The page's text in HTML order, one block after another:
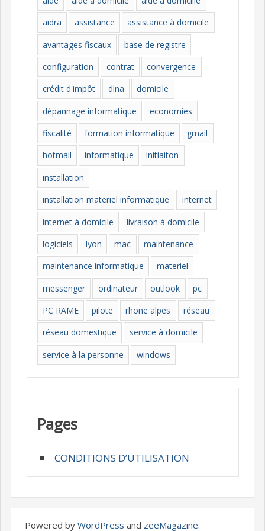
e
s
aidra
assistance
assistance à domicile
avantages fiscaux
base de registre
configuration
contrat
convergence
crédit d'impôt
dlna
domicile
dépannage informatique
economies
fiscalité
formation informatique
gmail
hotmail
informatique
initiaiton
installation
installation materiel informatique
internet
internet à domicile
livraison à domicile
logiciels
lyon mac
maintenance
maintenance informatique
materiel
messenger
ordinateur outlook
pc
PC RAME
pilote rhone alpes
réseau
réseau domestique
service à domicile
service à la personne
windows
Pages
CONDITIONS D’UTILISATION
Powered by WordPress and zeeMagazine.